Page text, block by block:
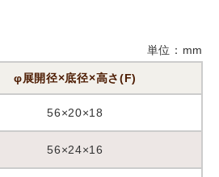
単位：mm
φ展開径×底径×高さ(F)
56×20×18
56×24×16